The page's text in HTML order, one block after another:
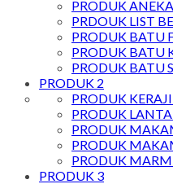
PRODUK
PRDOUK LIST
PRODUK BATU
PRODUK BATU
PRODUK BATU
PRODUK 2
PRODUK
PRODUK
PRODUK
PRODUK
PRODUK
PRODUK 3